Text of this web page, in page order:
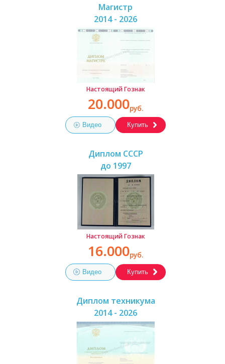
Магистр
2014 - 2026
Настоящий Гознак
20.000руб.
Видео Купить
Диплом СССР
до 1997
Настоящий Гознак
16.000руб.
Видео Купить
Диплом техникума
2014 - 2026